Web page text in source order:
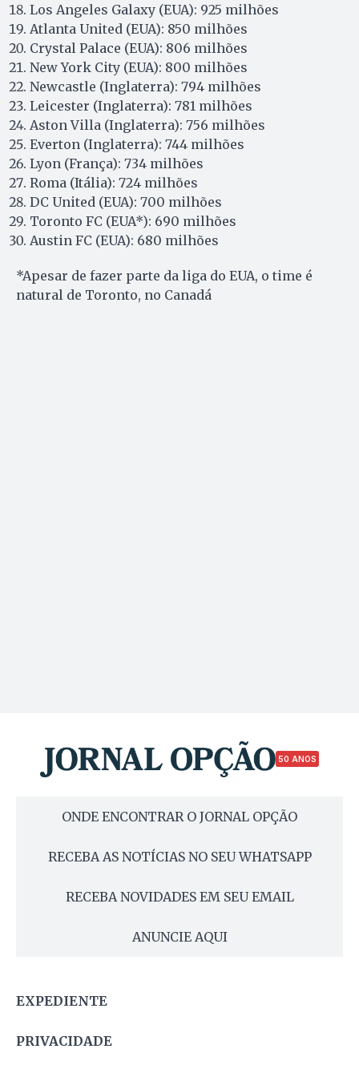
Los Angeles Galaxy (EUA): 925 milhões
Atlanta United (EUA): 850 milhões
Crystal Palace (EUA): 806 milhões
New York City (EUA): 800 milhões
Newcastle (Inglaterra): 794 milhões
Leicester (Inglaterra): 781 milhões
Aston Villa (Inglaterra): 756 milhões
Everton (Inglaterra): 744 milhões
Lyon (França): 734 milhões
Roma (Itália): 724 milhões
DC United (EUA): 700 milhões
Toronto FC (EUA*): 690 milhões
Austin FC (EUA): 680 milhões
*Apesar de fazer parte da liga do EUA, o time é
natural de Toronto, no Canadá
50 ANOS
ONDE ENCONTRAR O JORNAL OPÇÃO
RECEBA AS NOTÍCIAS NO SEU WHATSAPP
RECEBA NOVIDADES EM SEU EMAIL
ANUNCIE AQUI
EXPEDIENTE
PRIVACIDADE